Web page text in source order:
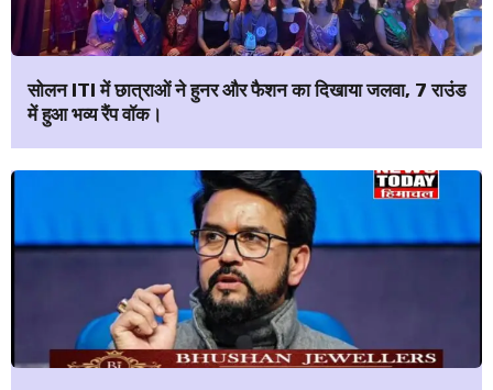
सोलन ITI में छात्राओं ने हुनर और फैशन का दिखाया जलवा, 7 राउंड
में हुआ भव्य रैंप वॉक।